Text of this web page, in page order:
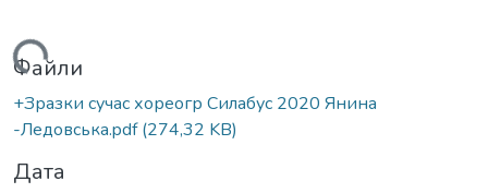
Файли
+Зразки сучас хореогр Силабус 2020 Янина
-Ледовська.pdf(274,32 KB)
Дата